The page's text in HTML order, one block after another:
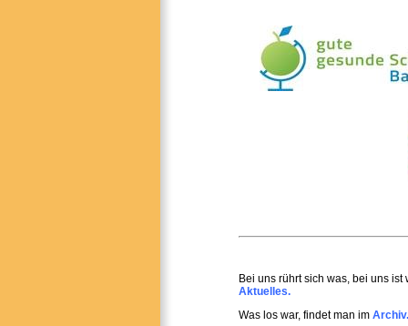
Bei uns rührt sich was, bei uns
Aktuelles.
Was los war, findet man im Archiv.